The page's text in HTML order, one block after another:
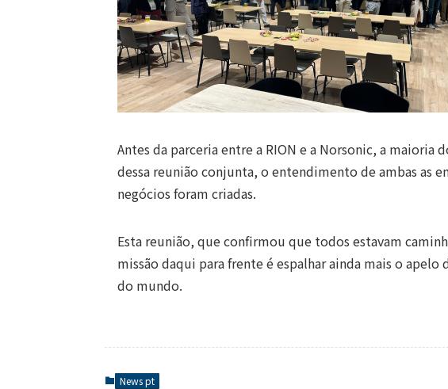
Antes da parceria entre a RION e a Norsonic, a
dessa reunião conjunta, o entendimento de ambas as
negócios foram criadas.
Esta reunião, que confirmou que todos estavam
missão daqui para frente é espalhar ainda mais o
do mundo.
News pt